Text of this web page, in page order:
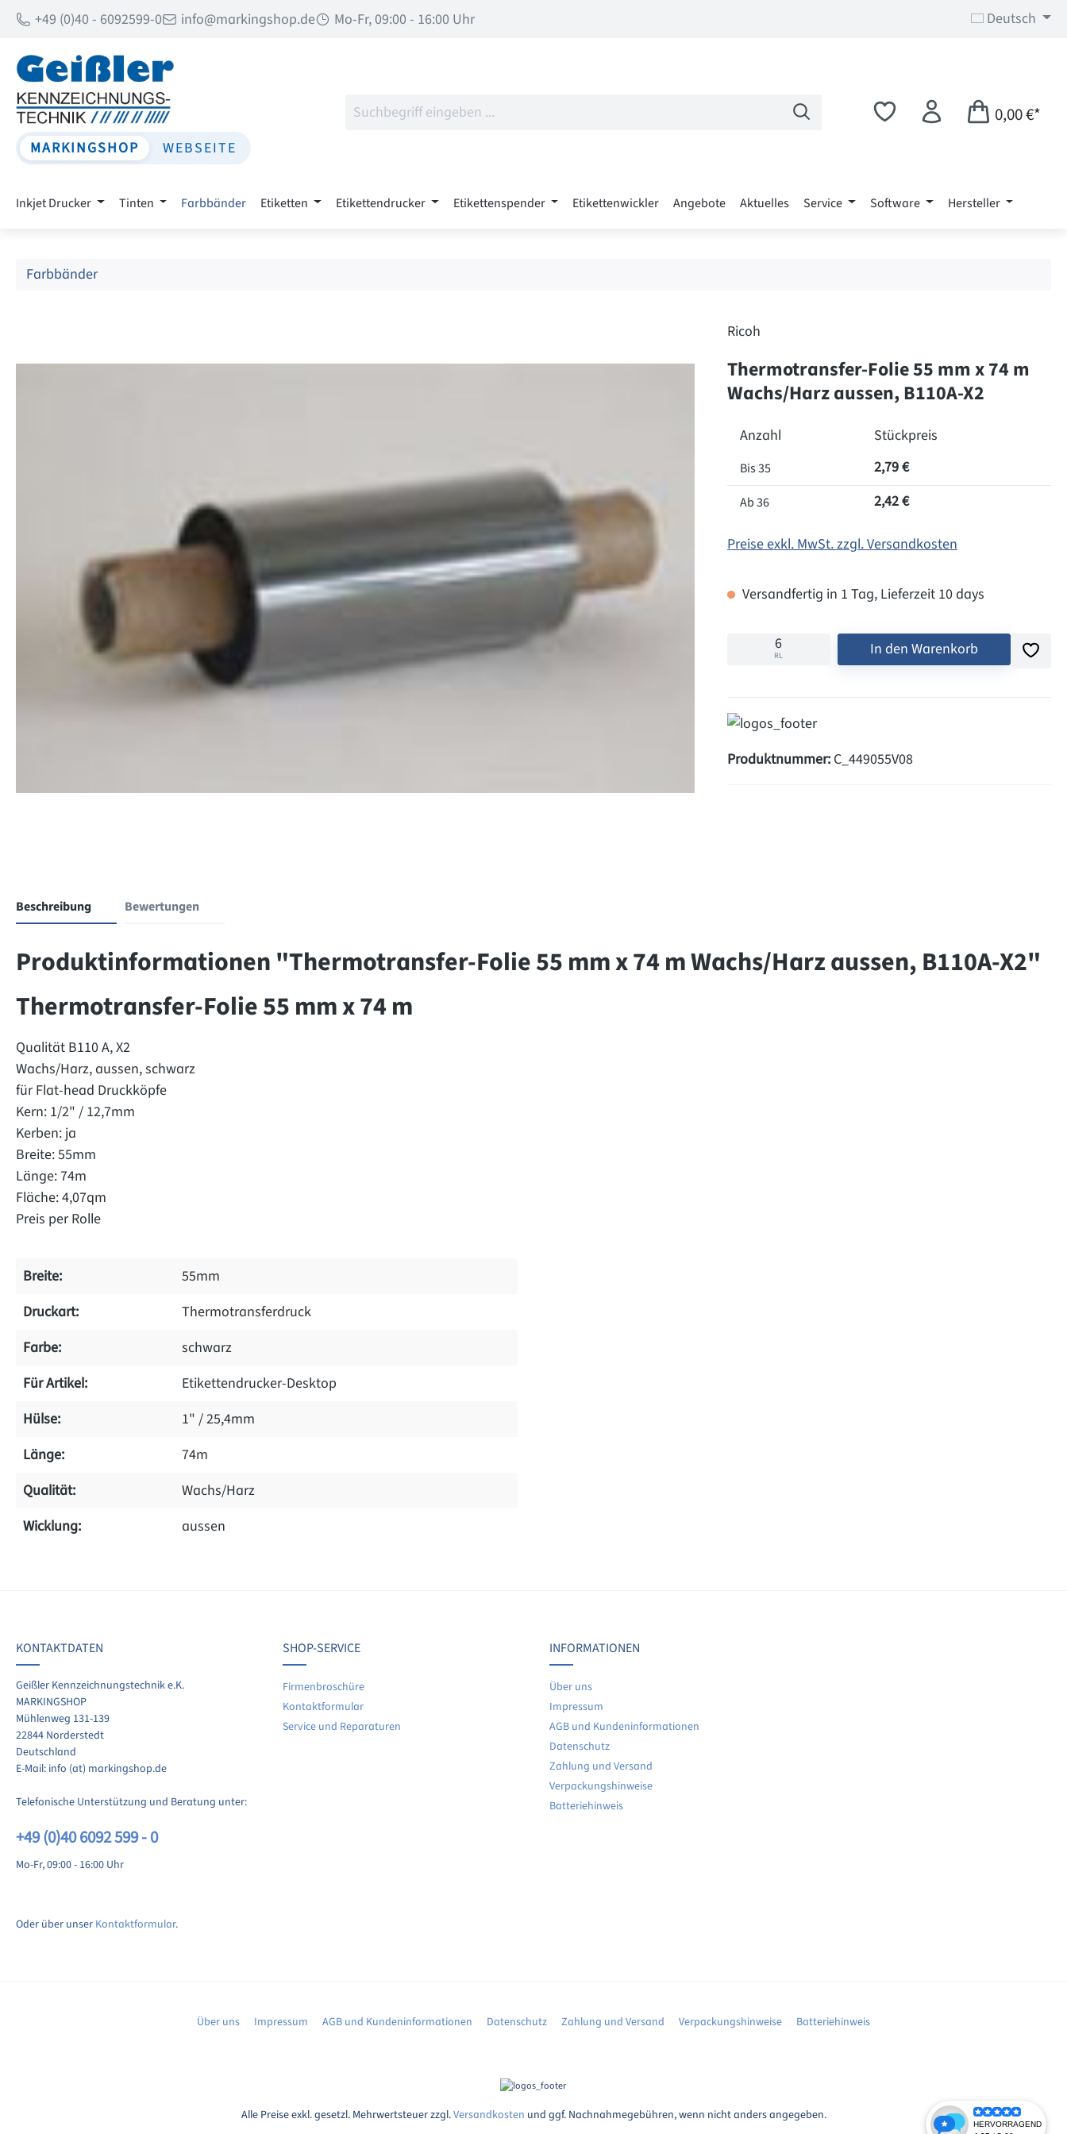
Hauptinhalt springen
Zur Suche springen
Zur Hauptnavigation springen
+49 (0)40 - 6092599-0 info@markingshop.de Mo-Fr, 09:00 - 16:00 Uhr Deutsch
MARKINGSHOP WEBSEITE
0,00 €*
Inkjet Drucker Tinten Farbbänder Etiketten Etikettendrucker Etikettenspender Etikettenwickler Angebote Aktuelles Service Software Hersteller
Farbbänder
Ricoh
Thermotransfer-Folie 55 mm x 74 m
Wachs/Harz aussen, B110A-X2
Anzahl Stückpreis
Bis35 2,79 €
Ab36 2,42 €
Preise exkl. MwSt. zzgl. Versandkosten
Versandfertig in 1 Tag, Lieferzeit 10 days
RL In den Warenkorb
Produktnummer: C_449055V08
Beschreibung Bewertungen
Produktinformationen "Thermotransfer-Folie 55 mm x 74 m Wachs/Harz aussen, B110A-X2"
Thermotransfer-Folie 55 mm x 74 m
Qualität B110 A, X2
Wachs/Harz, aussen, schwarz
für Flat-head Druckköpfe
Kern: 1/2" / 12,7mm
Kerben: ja
Breite: 55mm
Länge: 74m
Fläche: 4,07qm
Preis per Rolle
Breite:
55mm
Druckart:
Thermotransferdruck
Farbe:
schwarz
Für Artikel:
Etikettendrucker-Desktop
Hülse:
1" / 25,4mm
Länge:
74m
Qualität:
Wachs/Harz
Wicklung:
aussen
Sie Ihre Erfahrungen mit anderen Kunden.
schreiben
Keine Bewertungen gefunden. Teilen Sie Ihre Erfahrungen mit anderen.
KONTAKTDATEN
Geißler Kennzeichnungstechnik e.K.
MARKINGSHOP
Mühlenweg 131-139
22844 Norderstedt
Deutschland
E-Mail: info (at) markingshop.de
Telefonische Unterstützung und Beratung unter:
+49 (0)40 6092 599 - 0
Mo-Fr, 09:00 - 16:00 Uhr
Oder über unser Kontaktformular.
SHOP-SERVICE
Firmenbroschüre
Kontaktformular
Service und Reparaturen
INFORMATIONEN
Über uns
Impressum
AGB und Kundeninformationen
Datenschutz
Zahlung und Versand
Verpackungshinweise
Batteriehinweis
Über uns Impressum AGB und Kundeninformationen Datenschutz Zahlung und Versand Verpackungshinweise Batteriehinweis
Alle Preise exkl. gesetzl. Mehrwertsteuer zzgl.Versandkosten und ggf. Nachnahmegebühren, wenn nicht anders angegeben.